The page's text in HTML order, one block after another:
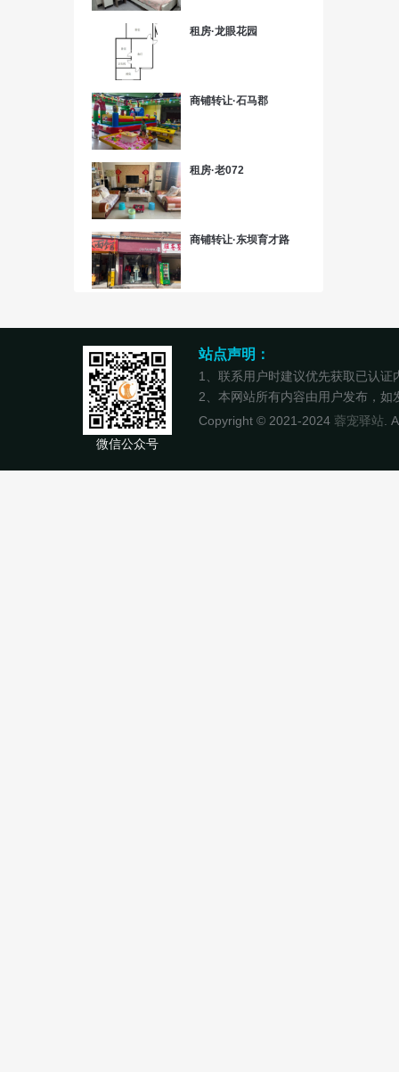
租房·龙眼花园
商铺转让·石马郡
租房·老072
商铺转让·东坝育才路
微信公众号
站点声明：
1、联系用户时建议优先获取已认
2、本网站所有内容由用户发布，
Copyright © 2021-2024 蓉宠驿站.